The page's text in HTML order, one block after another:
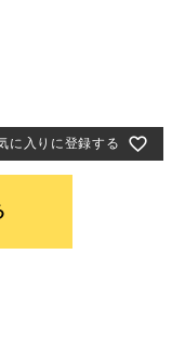
に入りに登録する